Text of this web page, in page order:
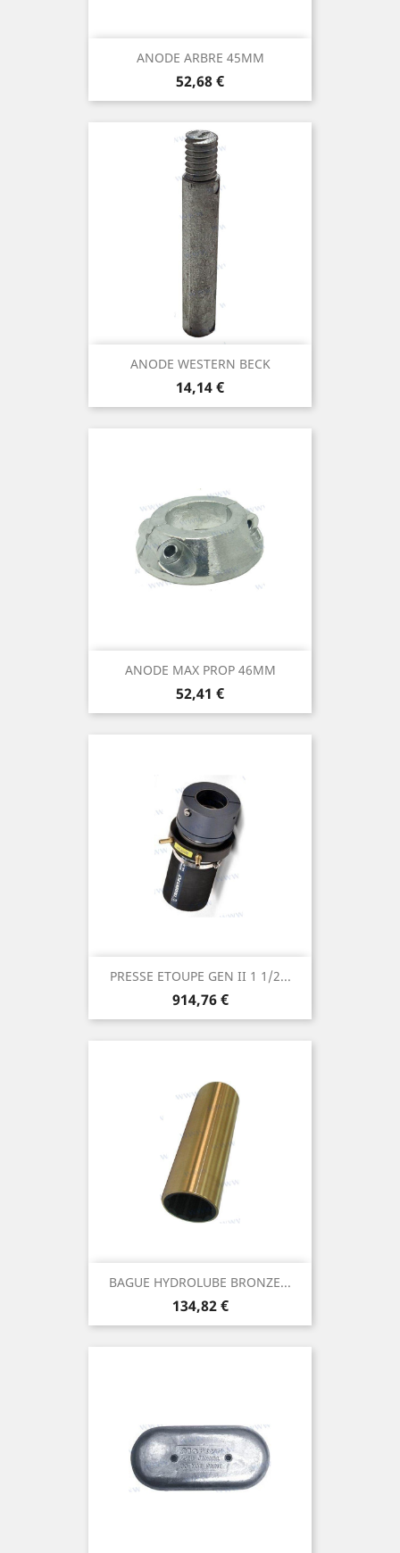
ANODE ARBRE 45MM
Prix
52,68 €
ANODE WESTERN BECK
Prix
14,14 €
ANODE MAX PROP 46MM
Prix
52,41 €
PRESSE ETOUPE GEN II 1 1/2...
Prix
914,76 €
BAGUE HYDROLUBE BRONZE...
Prix
134,82 €